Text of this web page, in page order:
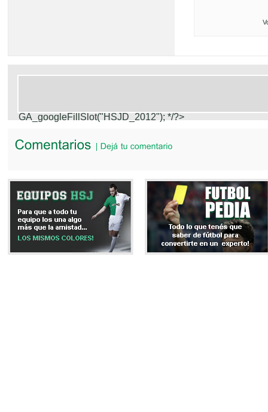
GA_googleFillSlot("HSJD_2012"); */?>